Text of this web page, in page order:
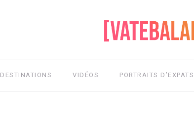
DESTINATIONS VIDÉOS PORTRAITS D’EXPATS